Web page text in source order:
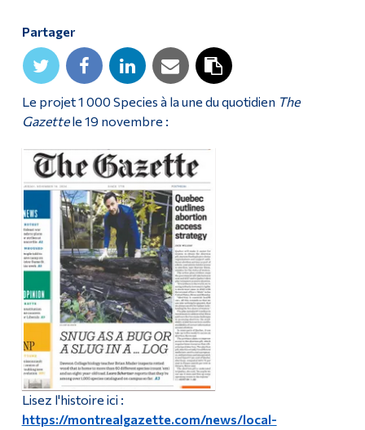
Partager
Le projet 1 000 Species à la une du quotidien The
Gazettele 19 novembre :
Lisez l'histoire ici :
https://montrealgazette.com/news/local-